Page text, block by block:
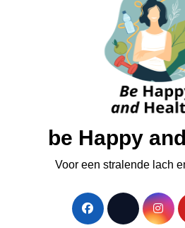
be Happy
Voor een stralende lach